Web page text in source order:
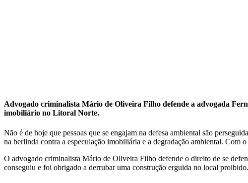
Advogado criminalista Mário de Oliveira Filho defende a advogada
imobiliário no Litoral Norte.
Não é de hoje que pessoas que se engajam na defesa ambiental são
na berlinda contra a especulação imobiliária e a degradação ambiental. Com o
O advogado criminalista Mário de Oliveira Filho defende o direito de se
conseguiu e foi obrigado a derrubar uma construção erguida no local